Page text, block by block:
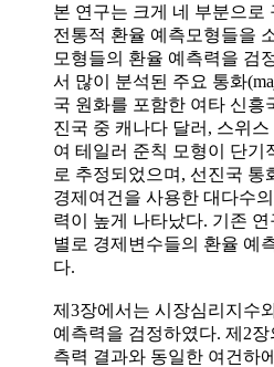
본 연구는 크게 네 부분으로
전통적 환율 예측모형들을
모형들의 환율 예측력을 검
서 많이 분석된 주요 통화
국 원화를 포함한 여타 신흥
진국 중 캐나다 달러, 스위
여 테일러 준칙 모형이 단기
로 추정되었으며, 선진국
경제여건을 사용한 대다수
력이 높게 나타났다. 기존
별로 경제변수들의 환율 예
다.
제3장에서는 시장심리지수
예측력을 검정하였다. 제2
측력 결과와 동일한 여건하